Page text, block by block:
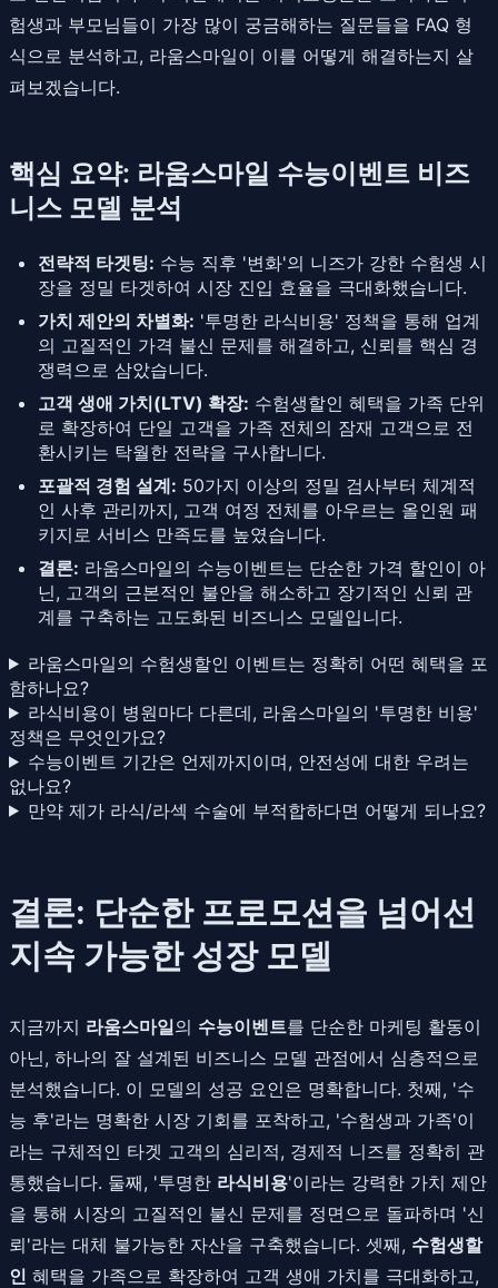
험생과 부모님들이 가장 많이 궁금해하는 질문들을 FAQ 형
식으로 분석하고, 라움스마일이 이를 어떻게 해결하는지 살
펴보겠습니다.
핵심 요약: 라움스마일 수능이벤트 비즈
니스 모델 분석
전략적 타겟팅: 수능 직후 '변화'의 니즈가 강한 수험생 시
장을 정밀 타겟하여 시장 진입 효율을 극대화했습니다.
가치 제안의 차별화: '투명한 라식비용' 정책을 통해 업계
의 고질적인 가격 불신 문제를 해결하고, 신뢰를 핵심 경
쟁력으로 삼았습니다.
고객 생애 가치(LTV) 확장: 수험생할인 혜택을 가족 단위
로 확장하여 단일 고객을 가족 전체의 잠재 고객으로 전
환시키는 탁월한 전략을 구사합니다.
포괄적 경험 설계: 50가지 이상의 정밀 검사부터 체계적
인 사후 관리까지, 고객 여정 전체를 아우르는 올인원 패
키지로 서비스 만족도를 높였습니다.
결론: 라움스마일의 수능이벤트는 단순한 가격 할인이 아
닌, 고객의 근본적인 불안을 해소하고 장기적인 신뢰 관
계를 구축하는 고도화된 비즈니스 모델입니다.
라움스마일의 수험생할인 이벤트는 정확히 어떤 혜택을 포
함하나요?
라식비용이 병원마다 다른데, 라움스마일의 '투명한 비용'
정책은 무엇인가요?
수능이벤트 기간은 언제까지이며, 안전성에 대한 우려는
없나요?
만약 제가 라식/라섹 수술에 부적합하다면 어떻게 되나요?
결론: 단순한 프로모션을 넘어선
지속 가능한 성장 모델
지금까지 라움스마일의 수능이벤트를 단순한 마케팅 활동이
아닌, 하나의 잘 설계된 비즈니스 모델 관점에서 심층적으로
분석했습니다. 이 모델의 성공 요인은 명확합니다. 첫째, '수
능 후'라는 명확한 시장 기회를 포착하고, '수험생과 가족'이
라는 구체적인 타겟 고객의 심리적, 경제적 니즈를 정확히 관
통했습니다. 둘째, '투명한 라식비용'이라는 강력한 가치 제안
을 통해 시장의 고질적인 불신 문제를 정면으로 돌파하며 '신
뢰'라는 대체 불가능한 자산을 구축했습니다. 셋째, 수험생할
인 혜택을 가족으로 확장하여 고객 생애 가치를 극대화하고,